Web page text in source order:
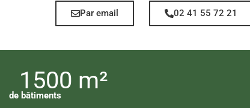
Par email 02 41 55 72 21
1500 m²
de bâtiments